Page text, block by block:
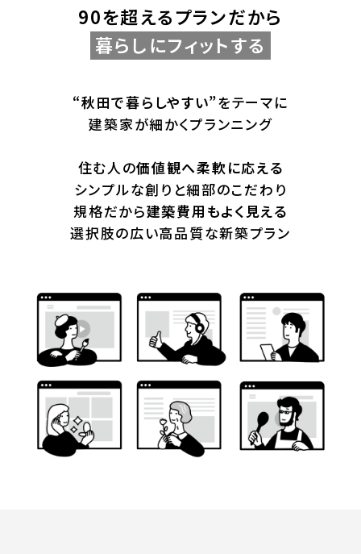
90を超えるプランだから
暮らしにフィットする
“秋田で暮らしやすい”をテーマに
建築家が細かくプランニング
住む人の価値観へ柔軟に応える
シンプルな創りと細部のこだわり
規格だから建築費用もよく見える
選択肢の広い高品質な新築プラン